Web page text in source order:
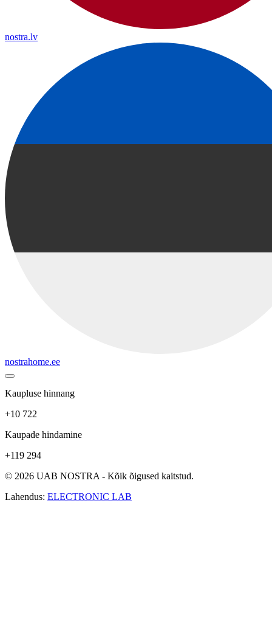
nostra.lv
nostrahome.ee
Kaupluse hinnang
+10 722
Kaupade hindamine
+119 294
© 2026 UAB NOSTRA - Kõik õigused kaitstud.
Lahendus: ELECTRONIC LAB